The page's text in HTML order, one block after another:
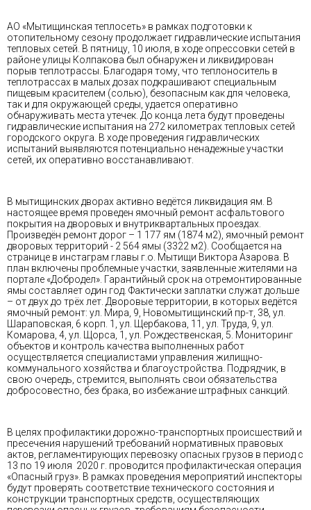
АО «Мытищинская теплосеть» в рамках подготовки к
отопительному сезону продолжает гидравлические испытания
тепловых сетей. В пятницу, 10 июля, в ходе опрессовки сетей в
районе улицы Колпакова был обнаружен и ликвидирован
порыв теплотрассы. Благодаря тому, что теплоноситель в
теплотрассах в малых дозах подкрашивают специальным
пищевым красителем (солью), безопасным как для человека,
так и для окружающей среды, удается оперативно
обнаруживать места утечек. До конца лета будут проведены
гидравлические испытания на 272 километрах тепловых сетей
городского округа. В ходе проведения гидравлических
испытаний выявляются потенциально ненадежные участки
сетей, их оперативно восстанавливают.
В мытищинских дворах активно ведётся ликвидация ям. В
настоящее время проведен ямочный ремонт асфальтового
покрытия на дворовых и внутриквартальных проездах.
Произведён ремонт дорог – 1 177 ям (1874 м2), ямочный ремонт
дворовых территорий - 2 564 ямы (3322 м2). Сообщается на
странице в инстаграм главы г.о. Мытищи Виктора Азарова. В
план включены проблемные участки, заявленные жителями на
портале «Добродел». Гарантийный срок на отремонтированные
ямы составляет один год. Фактически заплатки служат дольше
– от двух до трёх лет. Дворовые территории, в которых ведётся
ямочный ремонт: ул. Мира, 9, Новомытищинский пр-т, 38, ул.
Шараповская, 6 корп. 1, ул. Щербакова, 11, ул. Труда, 9, ул.
Комарова, 4, ул. Щорса, 1, ул. Рождественская, 5. Мониторинг
объектов и контроль качества выполненных работ
осуществляется специалистами управления жилищно-
коммунального хозяйства и благоустройства. Подрядчик, в
свою очередь, стремится, выполнять свои обязательства
добросовестно, без брака, во избежание штрафных санкций.
В целях профилактики дорожно-транспортных происшествий и
пресечения нарушений требований нормативных правовых
актов, регламентирующих перевозку опасных грузов в период с
13 по 19 июля 2020 г. проводится профилактическая операция
«Опасный груз». В рамках проведения мероприятий инспекторы
будут проверять соответствие технического состояния и
конструкции транспортных средств, осуществляющих